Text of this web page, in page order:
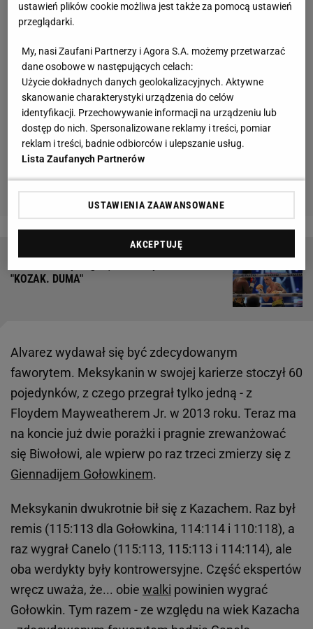
"KOZAK. DUMA"
Alvarez wydawał się być zdecydowanym
faworytem. Meksykanin w swojej karierze stoczył 60
pojedynków, z czego przegrał tylko jedną - z
Floydem Mayweatherem Jr. w 2013 roku. Teraz ma
na koncie już dwie porażki i pragnie zrewanżować
się Biwołowi, ale wpierw po raz trzeci zmierzy się z
Giennadijem Gołowkinem.
Meksykanin dwukrotnie bił się z Kazachem. Raz był
remis (115:113 dla Gołowkina, 114:114 i 110:118), a
raz wygrał Canelo (115:113, 115:113 i 114:114), ale
oba werdykty były kontrowersyjne. Część ekspertów
wręcz uważa, że... obie walki powinien wygrać
Gołowkin. Tym razem - ze względu na wiek Kazacha
ustawień plików cookie możliwa jest także za pomocą ustawień
przeglądarki.
My, nasi Zaufani Partnerzy i Agora S.A. możemy przetwarzać
dane osobowe w następujących celach:
Użycie dokładnych danych geolokalizacyjnych. Aktywne
skanowanie charakterystyki urządzenia do celów
identyfikacji. Przechowywanie informacji na urządzeniu lub
dostęp do nich. Spersonalizowane reklamy i treści, pomiar
reklam i treści, badnie odbiorców i ulepszanie usług.
Lista Zaufanych Partnerów
USTAWIENIA ZAAWANSOWANE
AKCEPTUJĘ